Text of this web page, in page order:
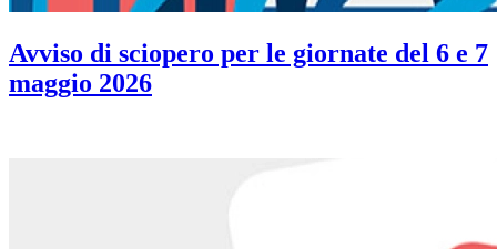
Avviso di sciopero per le giornate del 6 e 7
maggio 2026